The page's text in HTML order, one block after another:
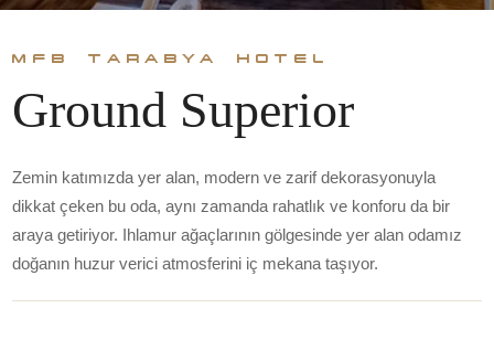
MFB TARABYA HOTEL
Ground Superior
Zemin katımızda yer alan, modern ve zarif dekorasyonuyla
dikkat çeken bu oda, aynı zamanda rahatlık ve konforu da bir
araya getiriyor. Ihlamur ağaçlarının gölgesinde yer alan odamız
doğanın huzur verici atmosferini iç mekana taşıyor.